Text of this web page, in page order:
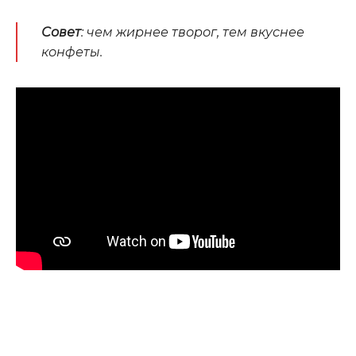
Совет: чем жирнее творог, тем вкуснее
конфеты.